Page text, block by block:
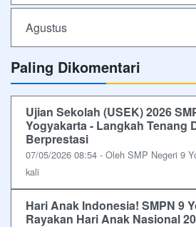
Agustus
Paling Dikomentari
Ujian Sekolah (USEK) 2026
Yogyakarta - Langkah Tenang
Berprestasi
07/05/2026 08:54 - Oleh SMP Negeri 9
kali
Hari Anak Indonesia! SMPN 9
Rayakan Hari Anak Nasional